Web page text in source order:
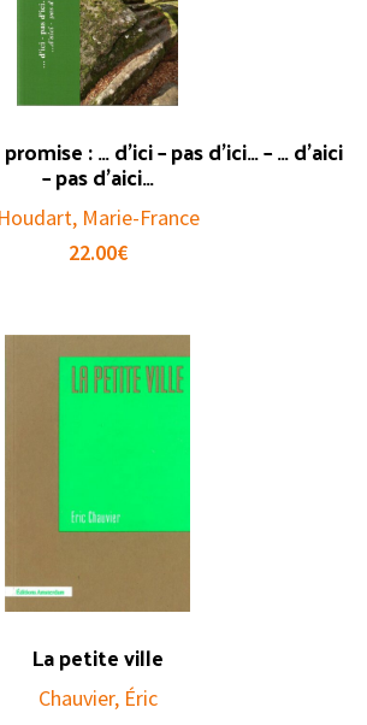
: … d’ici – pas d’ici… – … d’aici
– pas d’aici…
Houdart, Marie-France
22.00€
La petite ville
Chauvier, Éric